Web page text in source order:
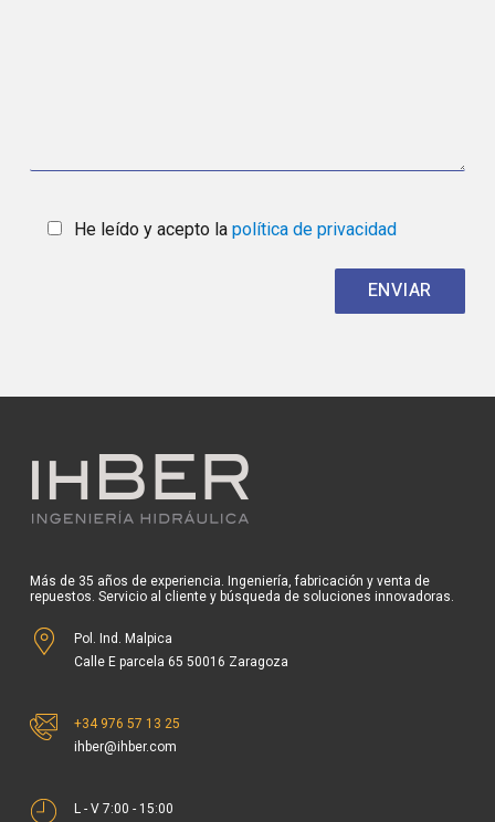
He leído y acepto la política de privacidad
Más de 35 años de experiencia. Ingeniería, fabricación y venta de
repuestos. Servicio al cliente y búsqueda de soluciones innovadoras.
Pol. Ind. Malpica
Calle E parcela 65 50016 Zaragoza
+34 976 57 13 25
ihber@ihber.com
L - V 7:00 - 15:00